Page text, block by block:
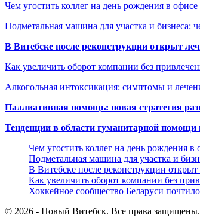
Чем угостить коллег на день рождения в офисе
Подметальная машина для участка и бизнеса:
В Витебске после реконструкции открыт
Как увеличить оборот компании без
Алкогольная интоксикация: симптомы и
Паллиативная помощь: новая стратегия
Тенденции в области гуманитарной помощи
Чем угостить коллег на день рождения в
Подметальная машина для участка и
В Витебске после реконструкции
Как увеличить оборот компании без
Хоккейное сообщество Беларуси
© 2026 - Новый Витебск. Все права защищены.